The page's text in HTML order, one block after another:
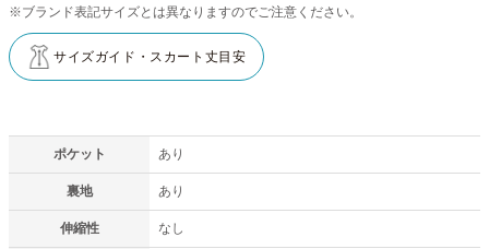
※ブランド表記サイズとは異なりますのでご注意ください。
サイズガイド・スカート丈目安
ポケット あり
裏地 あり
伸縮性 なし